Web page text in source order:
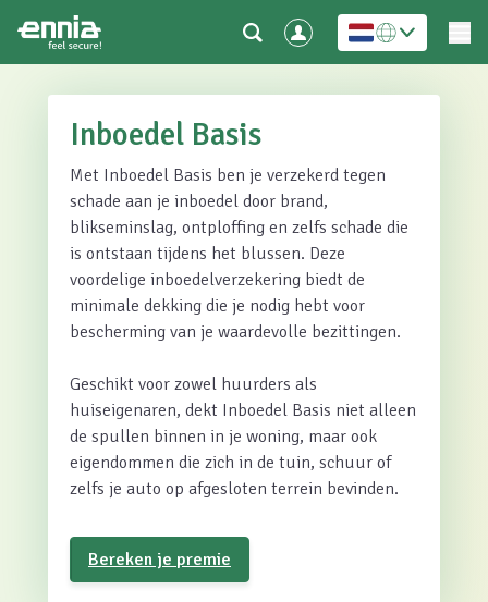
Inboedel Basis
Met Inboedel Basis ben je verzekerd tegen
schade aan je inboedel door brand,
blikseminslag, ontploffing en zelfs schade die
is ontstaan tijdens het blussen. Deze
voordelige inboedelverzekering biedt de
minimale dekking die je nodig hebt voor
bescherming van je waardevolle bezittingen.
Geschikt voor zowel huurders als
huiseigenaren, dekt Inboedel Basis niet alleen
de spullen binnen in je woning, maar ook
eigendommen die zich in de tuin, schuur of
zelfs je auto op afgesloten terrein bevinden.
Bereken je premie